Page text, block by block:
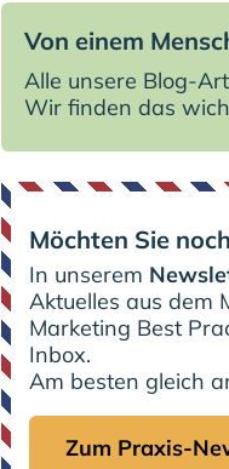
Von einem
Alle unsere Blog-
Wir finden das
Möchten Sie
In unserem
Aktuelles aus dem
Marketing Best
Inbox.
Am besten gleich
Zum Praxis-